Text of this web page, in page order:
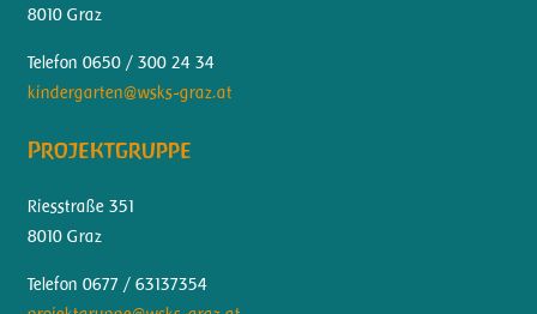
8010 Graz
Telefon 0650 / 300 24 34
kindergarten@wsks-graz.at
Projektgruppe
Riesstraße 351
8010 Graz
Telefon 0677 / 63137354